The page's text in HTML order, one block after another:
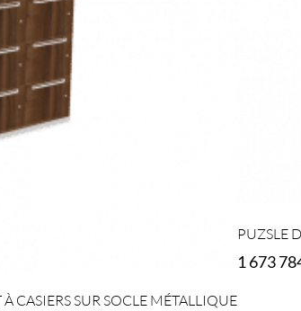
CASIERS SUR SOCLE MÉTALLIQUE
PUZSLE
1 673